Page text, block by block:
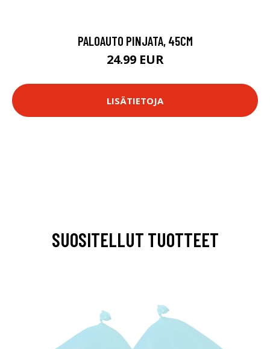
PALOAUTO PINJATA, 45CM
24.99 EUR
LISÄTIETOJA
SUOSITELLUT TUOTTEET